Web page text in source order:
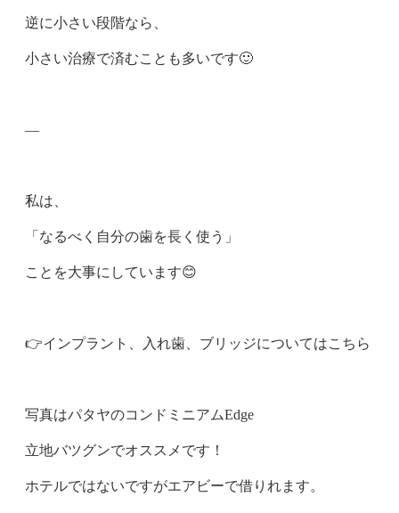
逆に小さい段階なら、
小さい治療で済むことも多いです🙂
—
私は、
「なるべく自分の歯を長く使う」
ことを大事にしています😊
👉️インプラント、入れ歯、ブリッジについてはこちら
写真はパタヤのコンドミニアムEdge
立地バツグンでオススメです！
ホテルではないですがエアビーで借りれます。